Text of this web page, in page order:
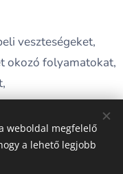
veszteségeket,
okozó folyamatokat,
weboldal megfelelő
a lehető legjobb